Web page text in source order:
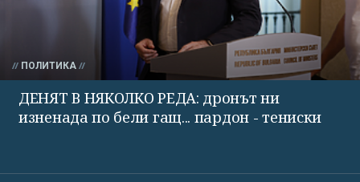
ПОЛИТИКА
ДЕНЯТ В НЯКОЛКО РЕДА: дронът ни
изненада по бели гащ... пардон - тениски